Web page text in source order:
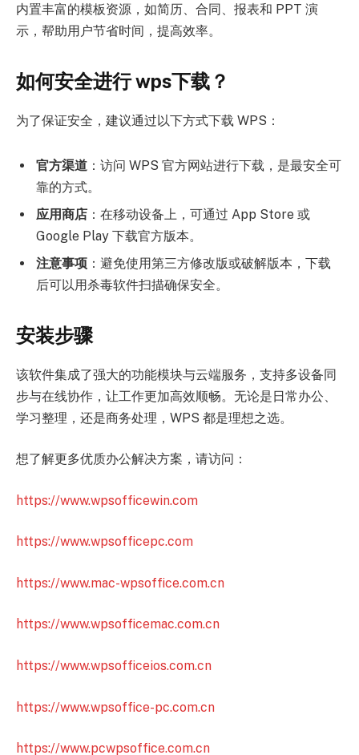
内置丰富的模板资源，如简历、合同、报表和 PPT 演
示，帮助用户节省时间，提高效率。
如何安全进行 wps下载？
为了保证安全，建议通过以下方式下载 WPS：
官方渠道 ：访问 WPS 官方网站进行下载，是最安全可
靠的方式。
应用商店 ：在移动设备上，可通过 App Store 或
Google Play 下载官方版本。
注意事项 ：避免使用第三方修改版或破解版本，下载
后可以用杀毒软件扫描确保安全。
安装步骤
该软件集成了强大的功能模块与云端服务，支持多设备同
步与在线协作，让工作更加高效顺畅。无论是日常办公、
学习整理，还是商务处理，WPS 都是理想之选。
想了解更多优质办公解决方案，请访问：
https://www.wpsofficewin.com
https://www.wpsofficepc.com
https://www.mac-wpsoffice.com.cn
https://www.wpsofficemac.com.cn
https://www.wpsofficeios.com.cn
https://www.wpsoffice-pc.com.cn
https://www.pcwpsoffice.com.cn